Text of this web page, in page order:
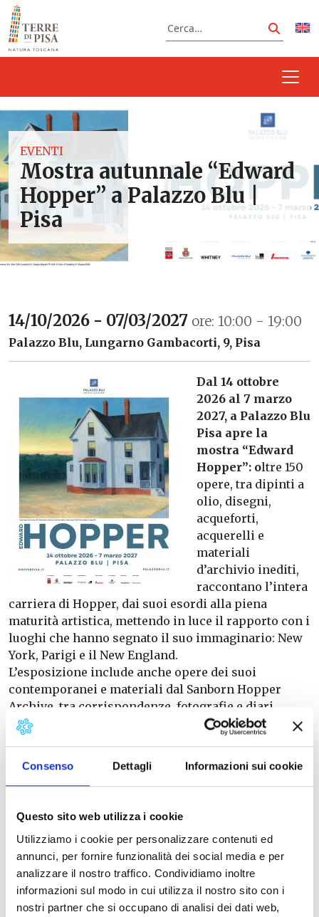
Consenso Dettagli Informazioni sui cookie
Questo sito web utilizza i cookie
Utilizziamo i cookie per personalizzare contenuti ed
annunci, per fornire funzionalità dei social media e per
analizzare il nostro traffico. Condividiamo inoltre
informazioni sul modo in cui utilizza il nostro sito con i
nostri partner che si occupano di analisi dei dati web,
Vai al contenuto
Cerca
Cerca
EVENTI
Mostra autunnale “Edward
Hopper” a Palazzo Blu |
Pisa
14/10/2026 - 07/03/2027 ore: 10:00 - 19:00
Palazzo Blu, Lungarno Gambacorti, 9, Pisa
Dal 14 ottobre
2026 al 7 marzo
2027, a Palazzo Blu
Pisa apre la
mostra “Edward
Hopper”: oltre 150
opere, tra dipinti a
olio, disegni,
acqueforti,
acquerelli e
materiali
d’archivio inediti,
raccontano l’intera
carriera di Hopper, dai suoi esordi alla piena
maturità artistica, mettendo in luce il rapporto con i
luoghi che hanno segnato il suo immaginario: New
York, Parigi e il New England.
L’esposizione include anche opere dei suoi
contemporanei e materiali dal Sanborn Hopper
Archive, tra corrispondenze, fotografie e diari,
offrendo una prospettiva unica sulla vita e sul
spazi e scene sospese nel tempo ti faranno
che ha reso Hopper un punto di riferimento
imprescindibile dell’arte del XX secolo.
settembre la Promo Open Early Bird acquistando
il biglietto a 17€ (prevendita inclusa) invece di
20€,con la libertà di visitare la mostra fino al suo
termine.